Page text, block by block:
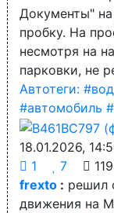
Документы"
пробку. На
несмотря на
парковки, не
Автотеги:
#автомобиль
18.01.2026,
1
7
frexto : решил
движения на